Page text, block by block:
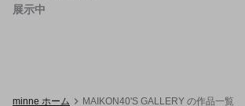
展示中
minne ホーム MAIKON40'S GALLERY の作品一覧